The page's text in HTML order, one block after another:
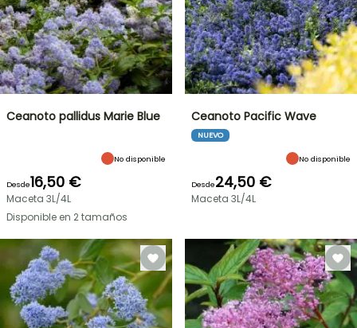
Ceanoto pallidus Marie Blue
No disponible
Desde16,50 €
Maceta 3L/4L
Disponible en 2 tamaños
Ceanoto Pacific Wave
NUEVO
No disponible
Desde24,50 €
Maceta 3L/4L